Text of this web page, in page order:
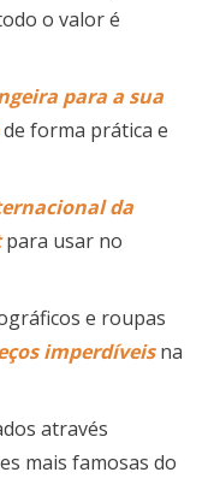
o valor é
para a sua
de forma prática e
da
para usar no
e roupas
imperdíveisna
através
mais famosas do